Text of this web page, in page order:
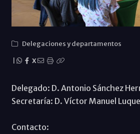
Delegaciones y departamentos
X
Delegado: D. Antonio Sánchez
Secretaría: D. Víctor Manuel
Contacto: